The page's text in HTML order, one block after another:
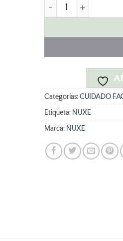
Categorías:CUIDADO
Etiqueta: NUXE
Marca: NUXE